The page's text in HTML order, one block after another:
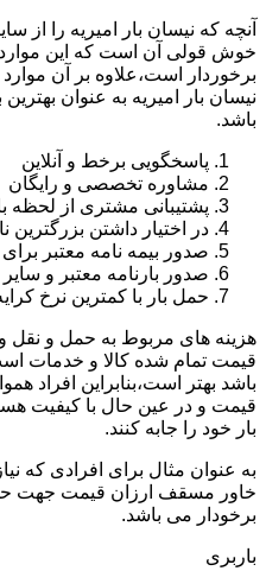
آنچه که نیسان بار امیریه را از
خوش قولی آن است که این موارد
برخوردار است،علاوه بر آن
نیسان بار امیریه به عنوان بهترین
باشد.
پاسخگویی برخط و آنلاین
مشاوره تخصصی و رایگان
پشتیبانی مشتری از لحظه
در اختیار داشتن
صدور بیمه نامه معتبر برای
صدور بارنامه معتبر و
حمل بار با کمترین نرخ
هزینه های مربوط به حمل و نقل و
قیمت تمام شده کالا و خدمات
باشد بهتر است،بنابراین افراد
قیمت و در عین حال با کیفیت
بار خود را جابه کنند.
به عنوان مثال برای افرادی که
خاور مسقف ارزان قیمت جهت حمل
برخودار می باشد.
باربری